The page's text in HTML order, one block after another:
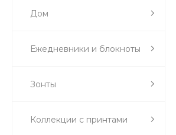
Дом
Ежедневники и блокноты
Зонты
Коллекции с принтами